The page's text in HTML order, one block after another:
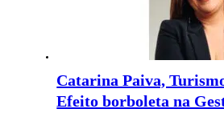
Catarina Paiva,
Efeito borboleta na